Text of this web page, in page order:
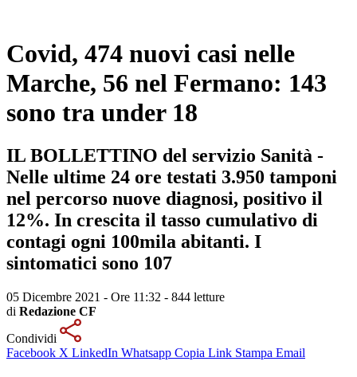
Covid, 474 nuovi casi nelle
Marche, 56 nel Fermano: 143
sono tra under 18
IL BOLLETTINO del servizio Sanità -
Nelle ultime 24 ore testati 3.950 tamponi
nel percorso nuove diagnosi, positivo il
12%. In crescita il tasso cumulativo di
contagi ogni 100mila abitanti. I
sintomatici sono 107
05 Dicembre 2021 - Ore 11:32 - 844 letture
di Redazione CF
Condividi
Facebook X LinkedIn Whatsapp Copia Link Stampa Email